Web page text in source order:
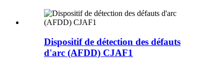
Dispositif de détection des défauts
d'arc (AFDD) CJAF1